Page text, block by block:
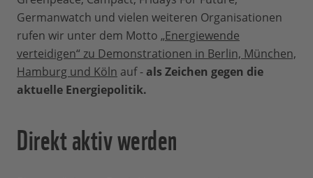
Germanwatch und vielen weiteren Organisationen
rufen wir unter dem Motto „Energiewende
verteidigen“ zu Demonstrationen in Berlin, München,
Hamburg und Köln auf - als Zeichen gegen die
aktuelle Energiepolitik.
Direkt aktiv werden